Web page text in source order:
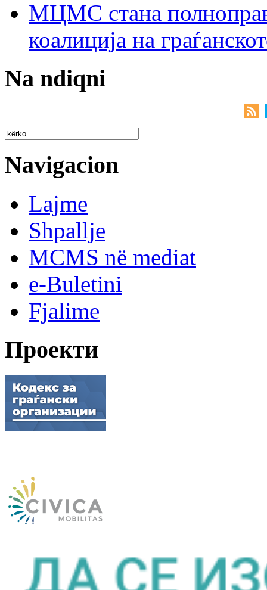
МЦМС стана
коалиција на
Na ndiqni
Navigacion
Lajme
Shpallje
MCMS në mediat
e-Buletini
Fjalime
Проекти